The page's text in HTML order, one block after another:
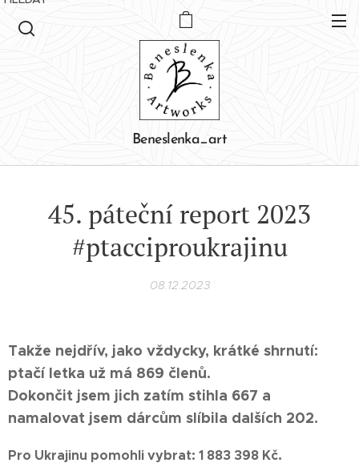
Beneslenka_art
45. páteční report 2023
#ptacciproukrajinu
08.12.2023
Takže nejdřív, jako vždycky, krátké shrnutí:
ptačí letka už má 869 členů.
Dokončit jsem jich zatím stihla 667 a
namalovat jsem dárcům slíbila dalších 202.
Pro Ukrajinu pomohli vybrat: 1 883 398 Kč.